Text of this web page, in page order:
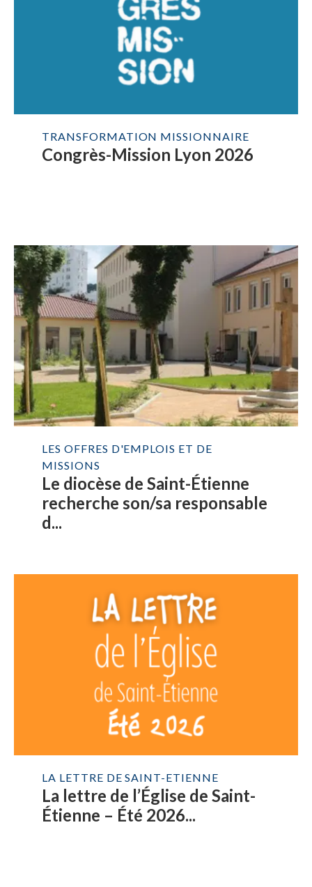
TRANSFORMATION MISSIONNAIRE
Congrès-Mission Lyon 2026
LES OFFRES D'EMPLOIS ET DE
MISSIONS
Le diocèse de Saint-Étienne
recherche son/sa responsable
d...
LA LETTRE DE SAINT-ETIENNE
La lettre de l’Église de Saint-
Étienne – Été 2026...